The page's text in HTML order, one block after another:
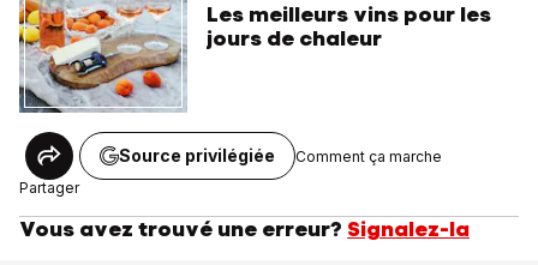
Les meilleurs vins pour les
jours de chaleur
Partager
Source privilégiée Comment ça marche
Vous avez trouvé une erreur? Signalez-la